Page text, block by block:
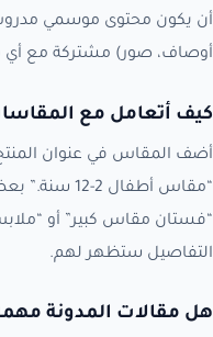
أن يكون محتوى موسمي
أوصاف، صور) مشتركة مع أي
كيف أتعامل مع
“مقاس أطفال
“فستان مقاس كبير” أو
التفاصيل ستظهر لهم.
هل مقالات المدونة